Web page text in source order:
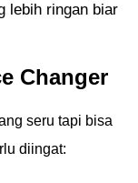
lebih ringan biar
Changer
seru tapi bisa
diingat: